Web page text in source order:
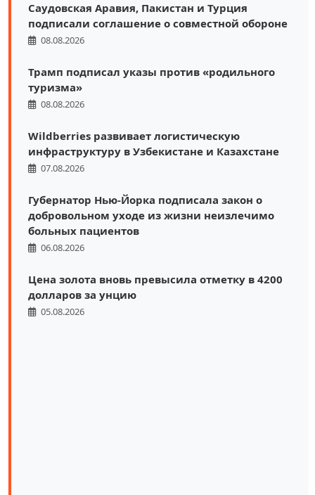
Саудовская Аравия, Пакистан и Турция
подписали соглашение о совместной обороне
08.08.2026
Трамп подписал указы против «родильного
туризма»
08.08.2026
Wildberries развивает логистическую
инфраструктуру в Узбекистане и Казахстане
07.08.2026
Губернатор Нью-Йорка подписала закон о
добровольном уходе из жизни неизлечимо
больных пациентов
06.08.2026
Цена золота вновь превысила отметку в 4200
долларов за унцию
05.08.2026